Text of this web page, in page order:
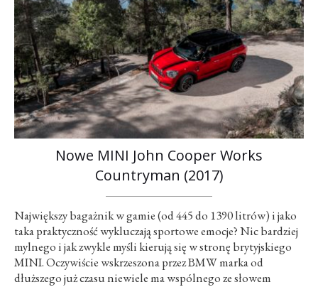
Nowe MINI John Cooper Works
Countryman (2017)
Największy bagażnik w gamie (od 445 do 1390 litrów) i jako
taka praktyczność wykluczają sportowe emocje? Nic bardziej
mylnego i jak zwykle myśli kierują się w stronę brytyjskiego
MINI. Oczywiście wskrzeszona przez BMW marka od
dłuższego już czasu niewiele ma wspólnego ze słowem